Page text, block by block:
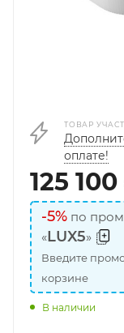
ТОВАР
оплате!
125 100
-5% по
«LUX5»
Введите
корзине
В наличии